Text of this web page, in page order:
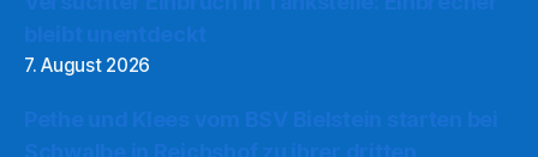
7. August 2026